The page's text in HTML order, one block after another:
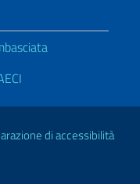
di accessibilità